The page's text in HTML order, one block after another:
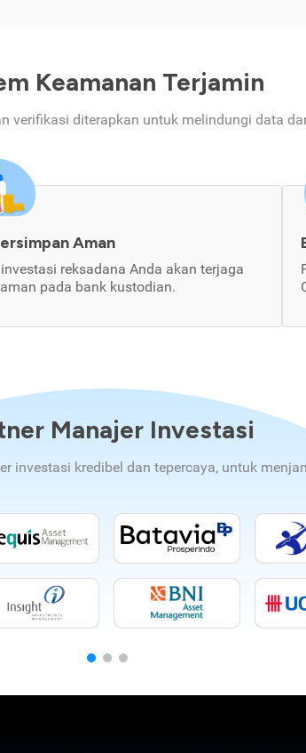
Keamanan Terjamin
verifikasi diterapkan untuk melindungi data
Aman
reksadana Anda akan terjaga
pada bank kustodian.
Manajer Investasi
investasi kredibel dan tepercaya, untuk